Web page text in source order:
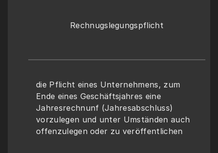
Rechnugslegungspflicht
die Pflicht eines Unternehmens, zum
Ende eines Geschäftsjahres eine
Jahresrechnunf (Jahresabschluss)
vorzulegen und unter Umständen auch
offenzulegen oder zu veröffentlichen